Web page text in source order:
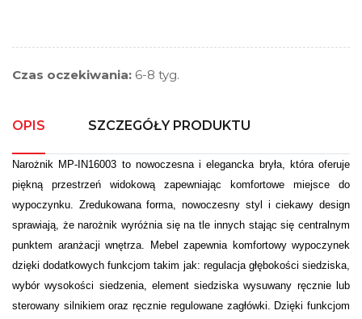
Czas oczekiwania: 6-8 tyg.
OPIS SZCZEGÓŁY PRODUKTU
Narożnik MP-IN16003 to nowoczesna i elegancka bryła, która oferuje
piękną przestrzeń widokową zapewniając komfortowe miejsce do
wypoczynku. Zredukowana forma, nowoczesny styl i ciekawy design
sprawiają, że narożnik wyróżnia się na tle innych stając się centralnym
punktem aranżacji wnętrza. Mebel zapewnia komfortowy wypoczynek
dzięki dodatkowych funkcjom takim jak: regulacja głębokości siedziska,
wybór wysokości siedzenia, element siedziska wysuwany ręcznie lub
sterowany silnikiem oraz ręcznie regulowane zagłówki. Dzięki funkcjom